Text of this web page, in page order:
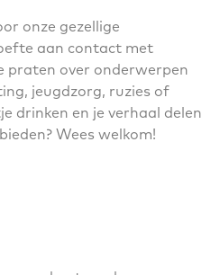
onze gezellige
aan contact met
praten over onderwerpen
jeugdzorg, ruzies of
drinken en je verhaal delen
Wees welkom!